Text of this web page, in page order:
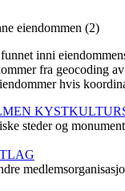
eiendommen (2)
inni
fra geocoding av
hvis
steder og